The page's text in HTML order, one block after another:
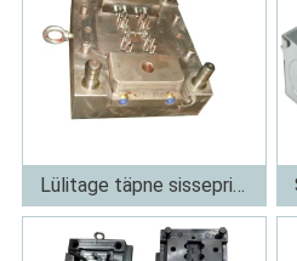
Rohkem
Lülitage täpne sissepritsevorm